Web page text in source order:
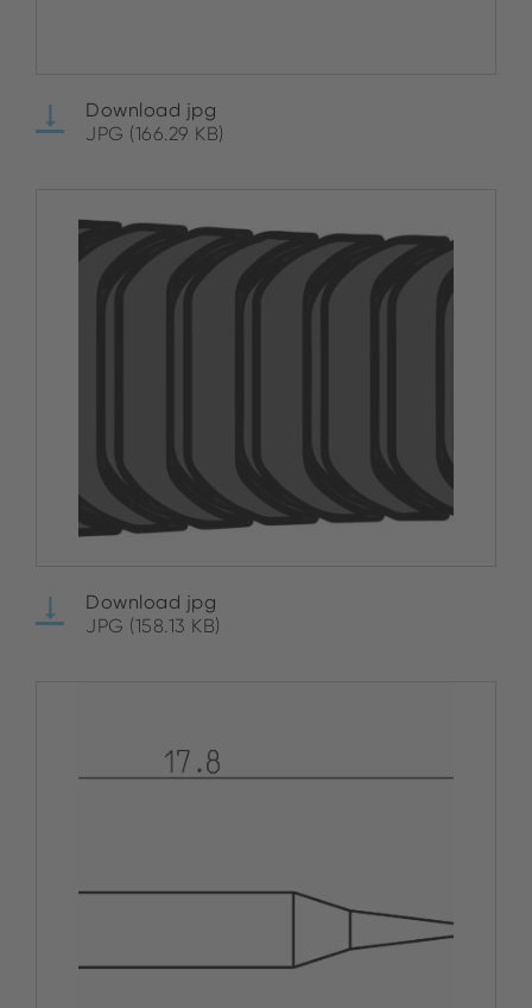
Download jpg
JPG (166.29 KB)
Download jpg
JPG (158.13 KB)